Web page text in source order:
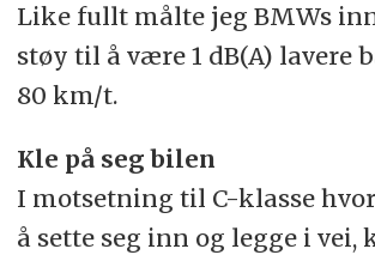
Like fullt målte jeg BMWs
støy til å være 1 dB(A) lavere
80 km/t.
Kle på seg bilen
I motsetning til C-klasse
å sette seg inn og legge i vei,